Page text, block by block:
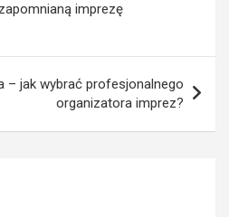
imprezę
– jak wybrać profesjonalnego
organizatora imprez?